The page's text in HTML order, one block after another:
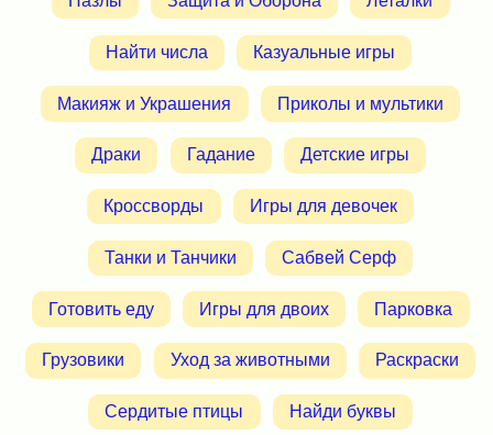
Найти числа Казуальные игры
Макияж и Украшения Приколы и мультики
Драки Гадание Детские игры
Кроссворды Игры для девочек
Танки и Танчики Сабвей Серф
Готовить еду Игры для двоих Парковка
Грузовики Уход за животными Раскраски
Сердитые птицы Найди буквы